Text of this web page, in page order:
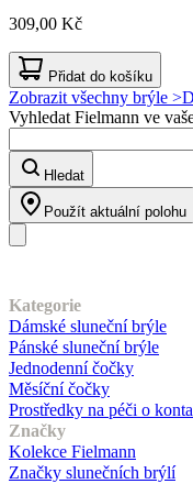
309,00 Kč
Přidat do košíku
Zobrazit všechny brýle >
Vyhledat Fielmann ve
Hledat
Použít aktuální polohu
Kategorie
Dámské sluneční brýle
Pánské sluneční brýle
Jednodenní čočky
Měsíční čočky
Prostředky na péči o
Značky
Kolekce Fielmann
Značky slunečních brýlí